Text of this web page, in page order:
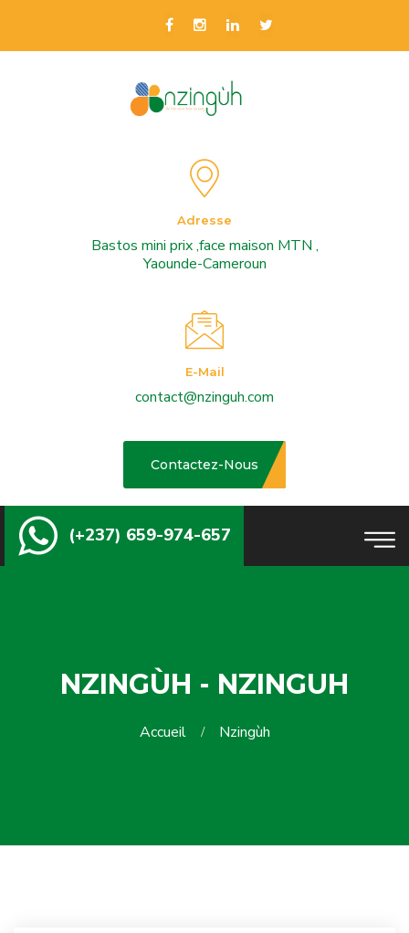
Adresse
Bastos mini prix ,face maison MTN ,
Yaounde-Cameroun
E-Mail
contact@nzinguh.com
Contactez-Nous
(+237) 659-974-657
NZINGÙH - NZINGUH
Accueil Nzingùh